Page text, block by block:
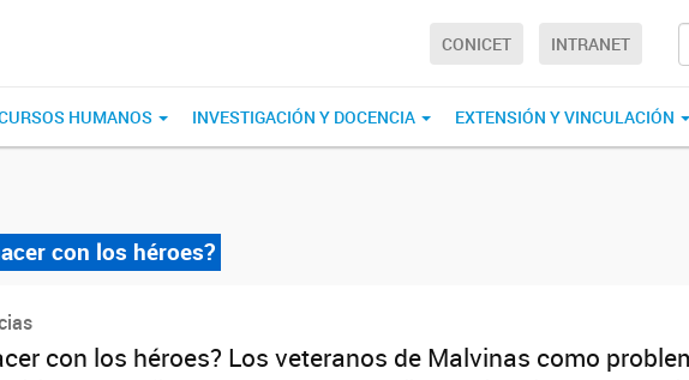
CONICET INTRANET
HUMANOS INVESTIGACIÓN Y DOCENCIA EXTENSIÓN Y VINCULACIÓN
con los héroes?
con los héroes? Los veteranos de Malvinas como